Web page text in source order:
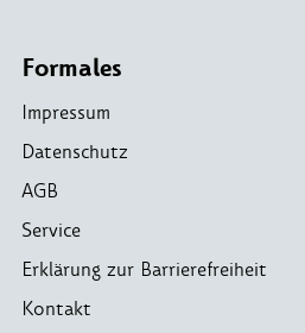
Formales
Impressum
Datenschutz
AGB
Service
Erklärung zur Barrierefreiheit
Kontakt